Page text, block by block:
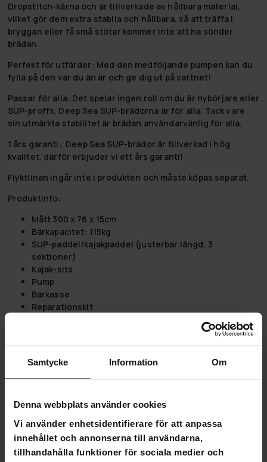
Samtycke Information Om
Denna webbplats använder cookies
Vi använder enhetsidentifierare för att anpassa
innehållet och annonserna till användarna,
tillhandahålla funktioner för sociala medier och
Dropstitch-kärna och är tillverkade av hållbara material,
vilket gör dem extra stabila och hållbara, så att träffa i
bryggan eller få små stötar kommer inte att ha sönder
brädan.
Perfekt för utfärder: Med den medföljande pumpen kan du
fylla på den var du än är och ge dig ut på vattnet!
Passar för alla: Det spelar ingen roll om du är nybörjare eller
SUP-proffs, Deep Sea SUP-brädorna är för alla. Tack vare
sin utmärkta stabilitet är brädan användarvänlig för alla.
1 års garanti: Deep Sea SUP-brädor är tillverkad i hög
kvalitet, därför erbjuder vi ett års garanti!
Flyktlinan ingår inte i produkten och måste köpas separat.
Produktinfo:
Mått 300 x 76 x 15cm
Bärkapacitet: 115kg
SUP-paddel/kajakpaddel (justerbar längd, 3
sektioner)
Kajak-sits
Pump
Bärkasse
Reparationskit
4,7 Baserat på 57 recensioner
46
7